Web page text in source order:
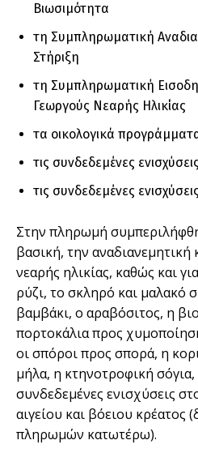
Βιωσιμότητα
τη Συμπληρωματική
Στήριξη
τη Συμπληρωματική
Γεωργούς Νεαρής Ηλικίας
τα οικολογικά προγράμματα
τις συνδεδεμένες
τις συνδεδεμένες
Στην πληρωμή
βασική, την αναδιανεμητική
νεαρής ηλικίας, καθώς και
ρύζι, το σκληρό και μαλακό
βαμβάκι, ο αραβόσιτος, η
πορτοκάλια προς
οι σπόροι προς σπορά, η
μήλα, η κτηνοτροφική σόγια,
συνδεδεμένες ενισχύσεις
αιγείου και βόειου κρέατος
πληρωμών κατωτέρω).